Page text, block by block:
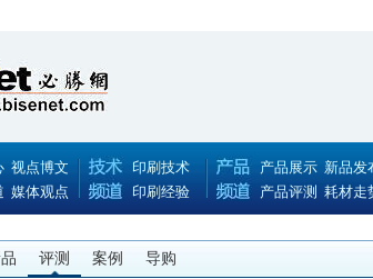
视点博文
媒体观点
印刷技术
印刷经验
产品展示 新品发
产品评测 耗材走
评测 案例 导购